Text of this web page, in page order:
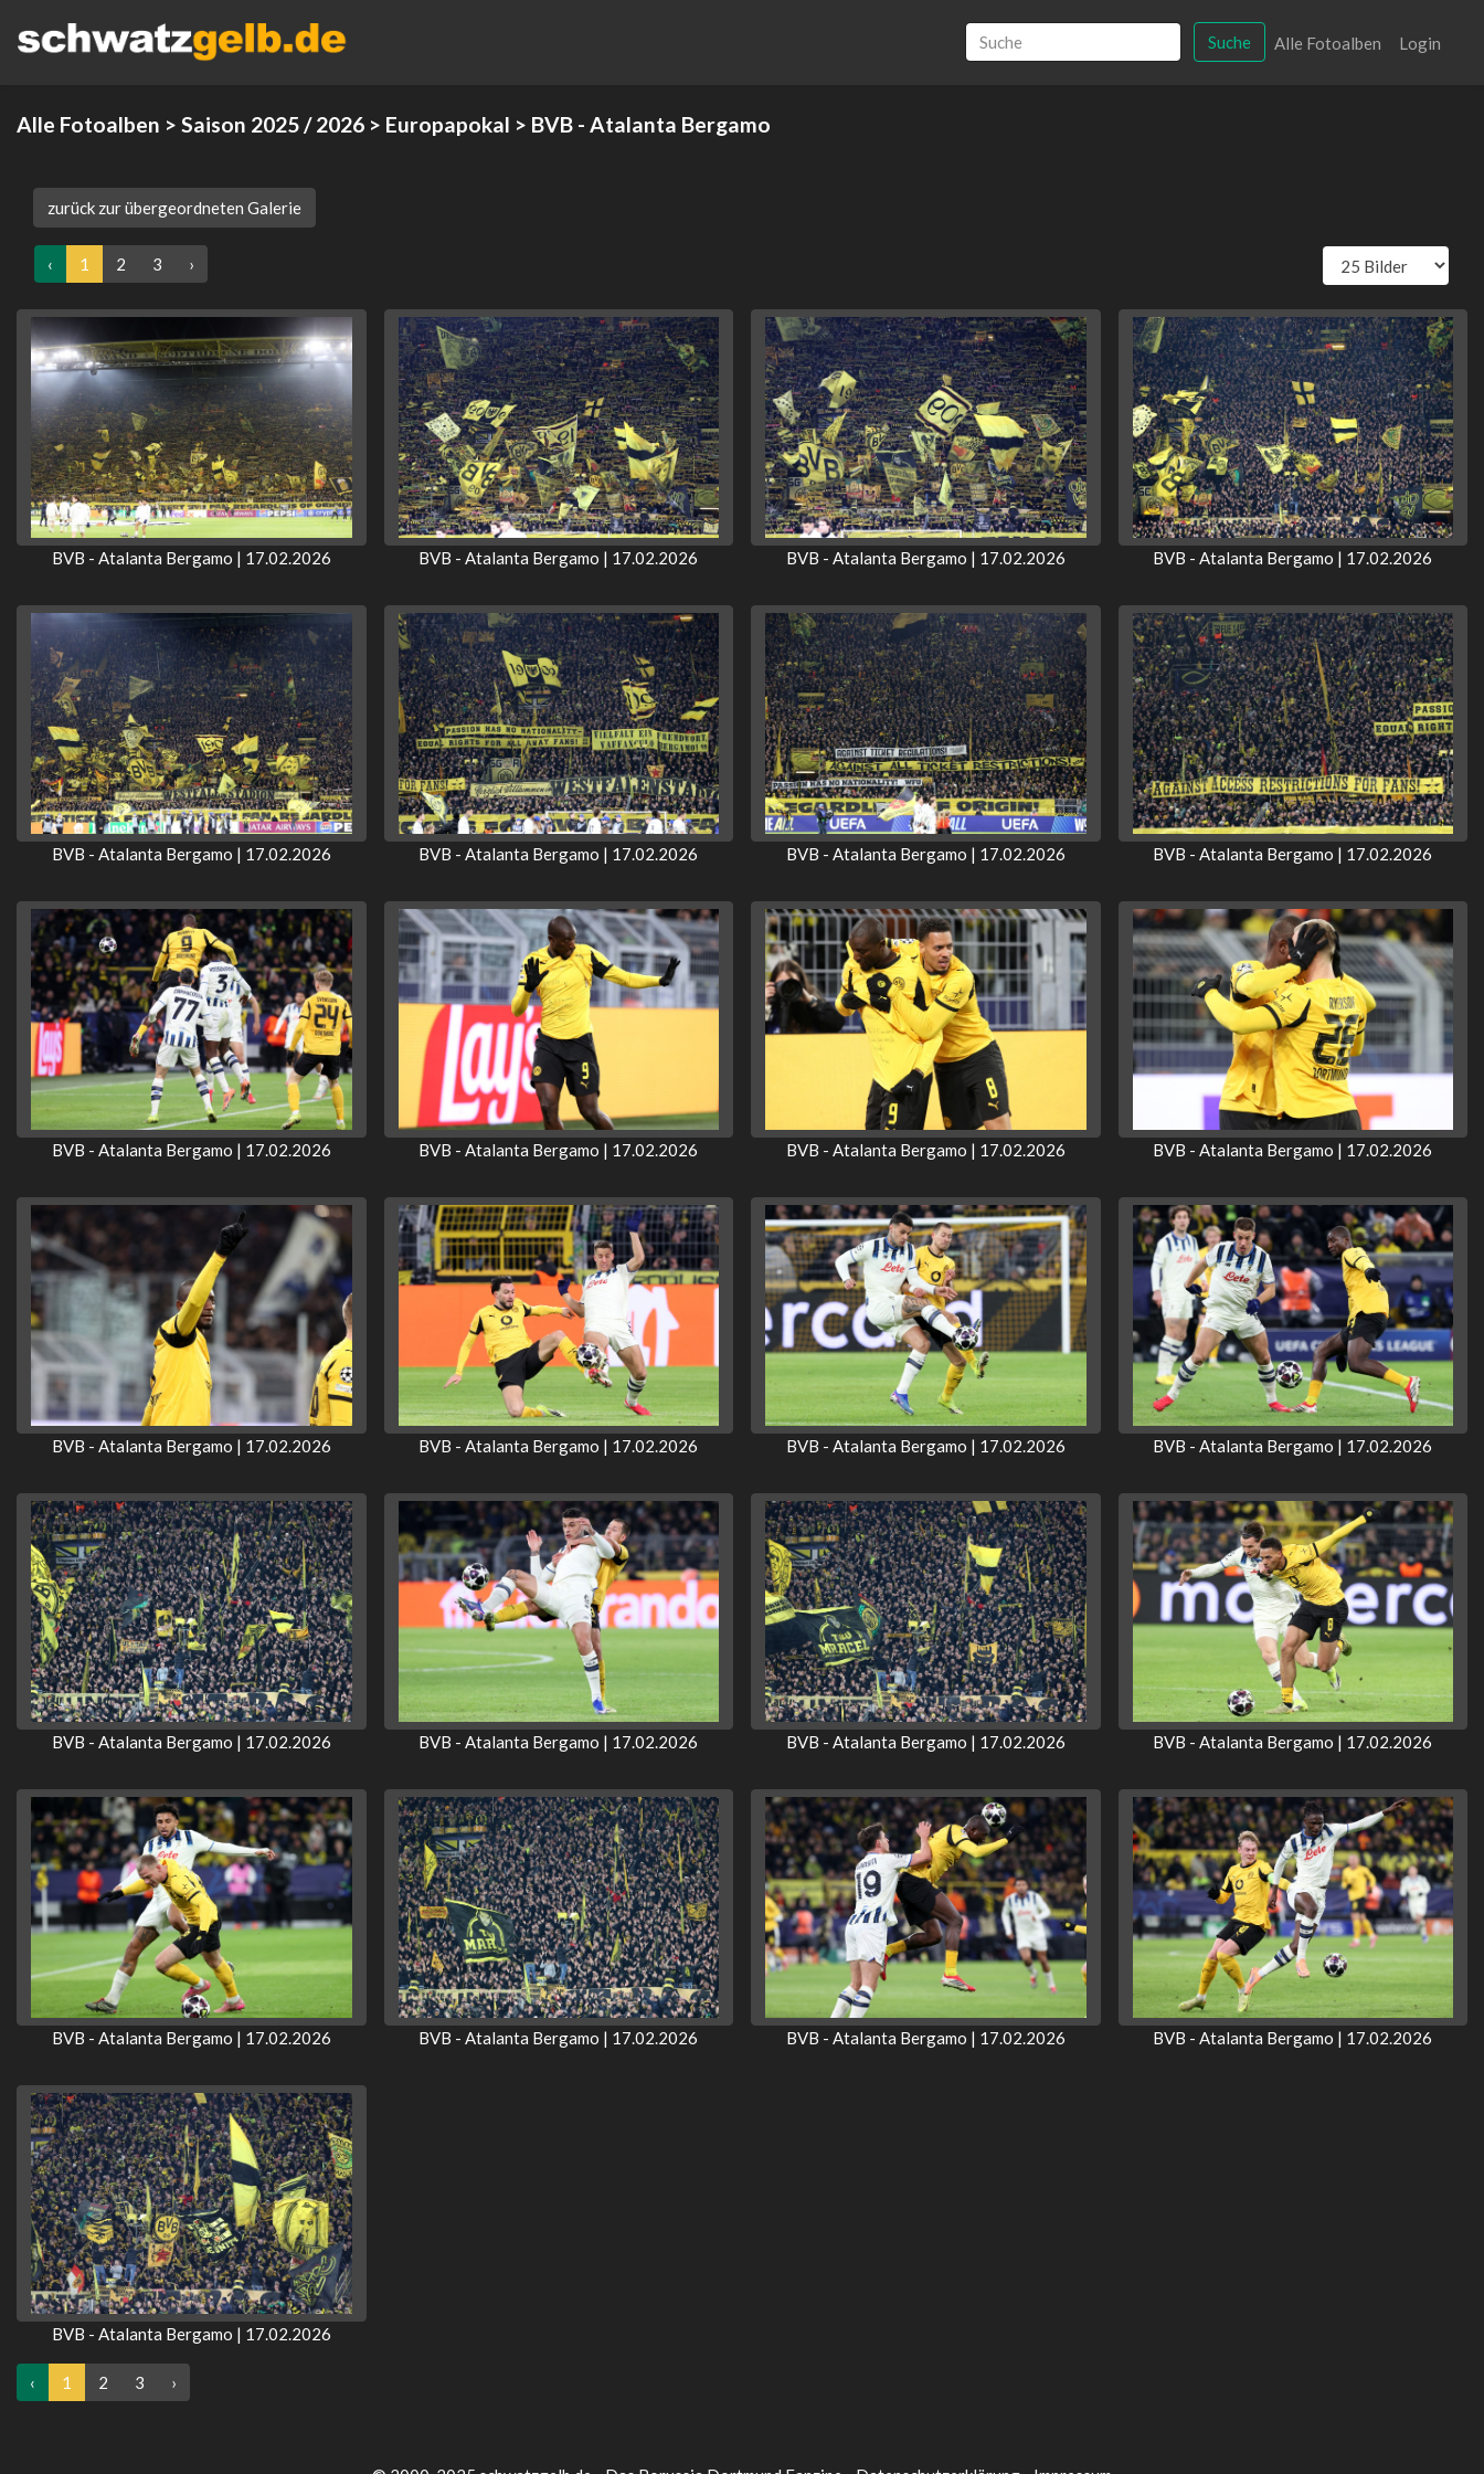
Suche Alle Fotoalben Login
Alle Fotoalben > Saison 2025 / 2026 > Europapokal > BVB - Atalanta Bergamo
zurück zur übergeordneten Galerie
‹ 1 2 3 ›
BVB - Atalanta Bergamo | 17.02.2026 BVB - Atalanta Bergamo | 17.02.2026 BVB - Atalanta Bergamo | 17.02.2026 BVB - Atalanta Bergamo | 17.02.2026
BVB - Atalanta Bergamo | 17.02.2026 BVB - Atalanta Bergamo | 17.02.2026 BVB - Atalanta Bergamo | 17.02.2026 BVB - Atalanta Bergamo | 17.02.2026
BVB - Atalanta Bergamo | 17.02.2026 BVB - Atalanta Bergamo | 17.02.2026 BVB - Atalanta Bergamo | 17.02.2026 BVB - Atalanta Bergamo | 17.02.2026
BVB - Atalanta Bergamo | 17.02.2026 BVB - Atalanta Bergamo | 17.02.2026 BVB - Atalanta Bergamo | 17.02.2026 BVB - Atalanta Bergamo | 17.02.2026
BVB - Atalanta Bergamo | 17.02.2026 BVB - Atalanta Bergamo | 17.02.2026 BVB - Atalanta Bergamo | 17.02.2026 BVB - Atalanta Bergamo | 17.02.2026
BVB - Atalanta Bergamo | 17.02.2026 BVB - Atalanta Bergamo | 17.02.2026 BVB - Atalanta Bergamo | 17.02.2026 BVB - Atalanta Bergamo | 17.02.2026
BVB - Atalanta Bergamo | 17.02.2026
‹ 1 2 3 ›